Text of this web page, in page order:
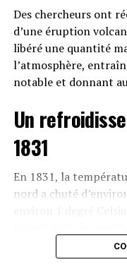
Les
Les plateformes
offrent des
connecter avec des
exemple, des
aux personnes de
trouver du réconfort,
pour interagir
des avis et améliorer
Les défis de
numérique
Des chercheurs ont
d’une éruption
libéré une quantité
l’atmosphère,
notable et donnant
Un
1831
En 1831, la
nord a chuté
de variations
scientifiques aient